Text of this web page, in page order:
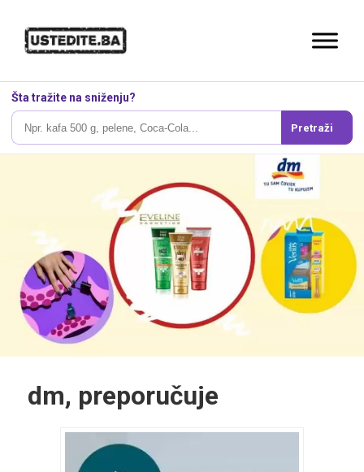
Šta tražite na sniženju?
Pretraži
dm, preporučuje